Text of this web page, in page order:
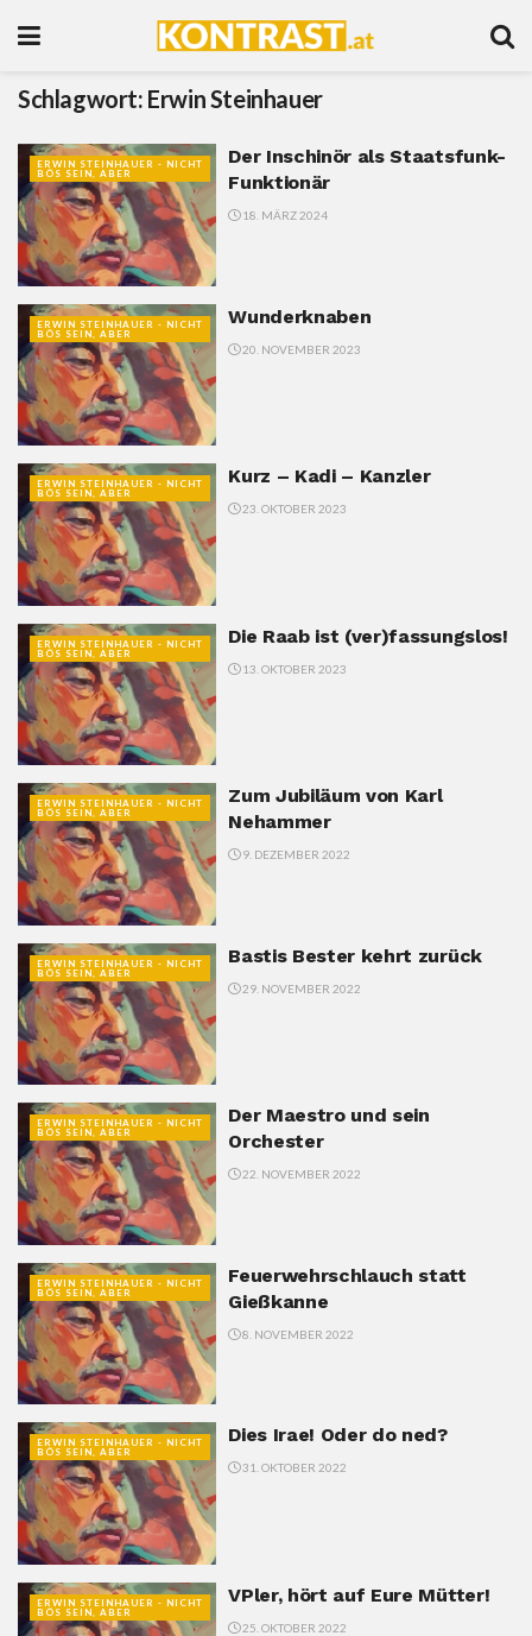
Schlagwort: Erwin Steinhauer
ERWIN STEINHAUER - NICHT
BÖS SEIN, ABER
Der Inschinör als Staatsfunk-
Funktionär
18. MÄRZ 2024
ERWIN STEINHAUER - NICHT
BÖS SEIN, ABER
Wunderknaben
20. NOVEMBER 2023
ERWIN STEINHAUER - NICHT
BÖS SEIN, ABER
Kurz – Kadi – Kanzler
23. OKTOBER 2023
ERWIN STEINHAUER - NICHT
BÖS SEIN, ABER
Die Raab ist (ver)fassungslos!
13. OKTOBER 2023
ERWIN STEINHAUER - NICHT
BÖS SEIN, ABER
Zum Jubiläum von Karl
Nehammer
9. DEZEMBER 2022
ERWIN STEINHAUER - NICHT
BÖS SEIN, ABER
Bastis Bester kehrt zurück
29. NOVEMBER 2022
ERWIN STEINHAUER - NICHT
BÖS SEIN, ABER
Der Maestro und sein
Orchester
22. NOVEMBER 2022
ERWIN STEINHAUER - NICHT
BÖS SEIN, ABER
Feuerwehrschlauch statt
Gießkanne
8. NOVEMBER 2022
ERWIN STEINHAUER - NICHT
BÖS SEIN, ABER
Dies Irae! Oder do ned?
31. OKTOBER 2022
ERWIN STEINHAUER - NICHT
BÖS SEIN, ABER
VPler, hört auf Eure Mütter!
25. OKTOBER 2022